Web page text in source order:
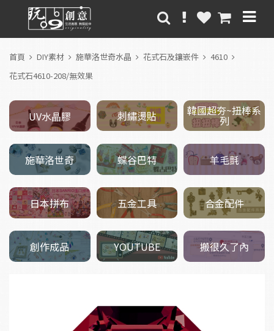
首頁 DIY素材 施華洛世奇水晶 花式石及鑲嵌件
4610
花式石4610-208/無效果
UV水晶膠 刺繡燙貼 韓國超夯~扭棒系
列
施華洛世奇 蝶谷巴特 羊毛氈
日本拼布 五金工具 合金配件
創作成品 YOUTUBE 搬很久了內